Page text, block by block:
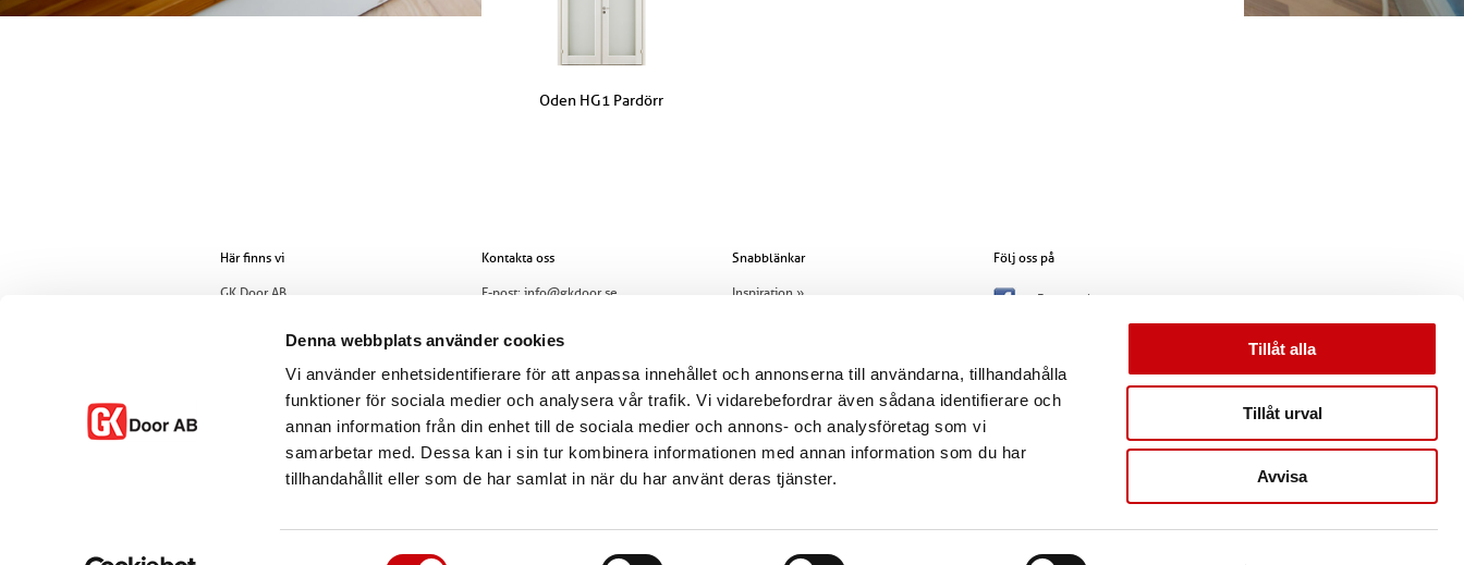
Denna webbplats använder cookies
Vi använder enhetsidentifierare för att anpassa innehållet och annonserna till användarna, tillhandahålla
funktioner för sociala medier och analysera vår trafik. Vi vidarebefordrar även sådana identifierare och
annan information från din enhet till de sociala medier och annons- och analysföretag som vi
samarbetar med. Dessa kan i sin tur kombinera informationen med annan information som du har
tillhandahållit eller som de har samlat in när du har använt deras tjänster.
Samtyckesval
Tillåt alla
Tillåt urval
Avvisa
Oden HG1 Pardörr
Här finns vi
GK Door AB
S-933 94 GLOMMERSTRÄSK
Kontakta oss
E-post:info@gkdoor.se
Snabblänkar
Inspiration »
Allt om dörren »
Om oss »
Jobba hos GK Door »
Skadeanmälan »
Följ oss på
Facebook
Pinterest
Instagram